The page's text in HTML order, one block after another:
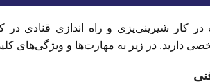
کار شیرینی‌پزی و راه اندازی قنادی در
دارید. در زیر به مهارت‌ها و ویژگی‌های